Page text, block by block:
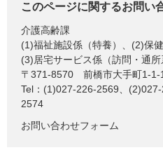
このページに関するお問い
介護高齢課
(1)福祉施設係（特養）、(2)保
(3)居宅サービス係（訪問・通所
〒371-8570
前橋市大手町1-1-1
Tel：(1)027-226-2569、
2574
お問い合わせフォーム